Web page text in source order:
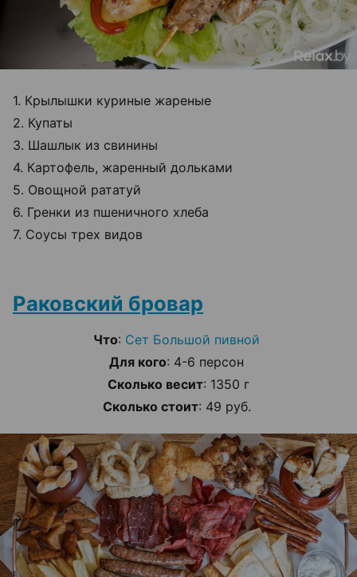
1. Крылышки куриные жареные
2. Купаты
3. Шашлык из свинины
4. Картофель, жаренный дольками
5. Овощной рататуй
6. Гренки из пшеничного хлеба
7. Соусы трех видов
Раковский бровар
Что: Сет Большой пивной
Для кого: 4-6 персон
Сколько весит: 1350 г
Сколько стоит: 49 руб.